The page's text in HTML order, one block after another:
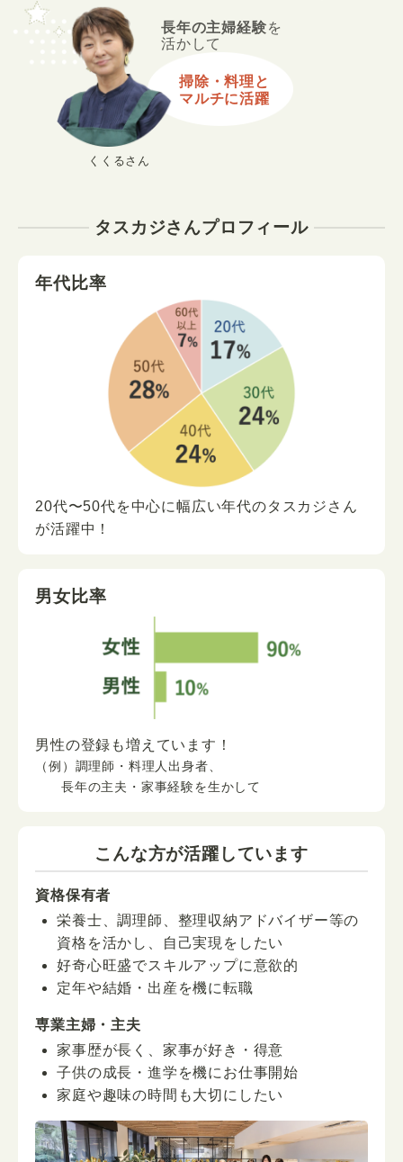
くくるさん
長年の主婦経験を
活かして
掃除・料理と
マルチに活躍
タスカジさんプロフィール
年代比率
20代〜50代を中心に幅広い年代のタスカジさん
が活躍中！
男女比率
男性の登録も増えています！
（例）調理師・料理人出身者、
長年の主夫・家事経験を生かして
こんな方が活躍しています
資格保有者
栄養士、調理師、整理収納アドバイザー等の
資格を活かし、自己実現をしたい
好奇心旺盛でスキルアップに意欲的
定年や結婚・出産を機に転職
専業主婦・主夫
家事歴が長く、家事が好き・得意
子供の成長・進学を機にお仕事開始
家庭や趣味の時間も大切にしたい